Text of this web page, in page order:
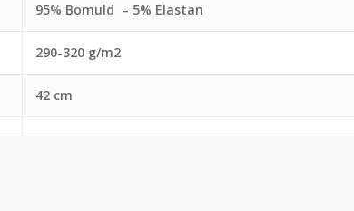
95% Bomuld – 5% Elastan
290-320 g/m2
42 cm